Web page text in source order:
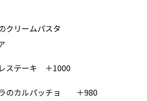
クリームパスタ
ステーキ ＋1000
のカルパッチョ ＋980